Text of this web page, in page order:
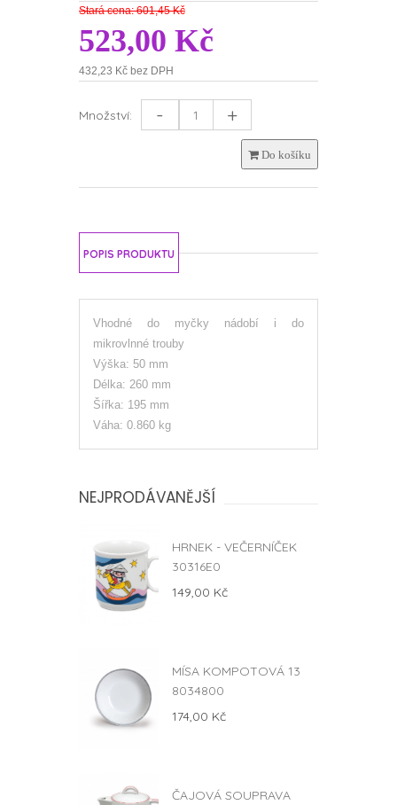
Stará cena: 601,45 Kč
523,00 Kč
432,23 Kč bez DPH
Množství: - +
Do košíku
POPIS PRODUKTU
Vhodné do myčky nádobí i do
mikrovlnné trouby
Výška: 50 mm
Délka: 260 mm
Šířka: 195 mm
Váha: 0.860 kg
NEJPRODÁVANĚJŠÍ
HRNEK - VEČERNÍČEK
30316E0
149,00 Kč
MÍSA KOMPOTOVÁ 13
8034800
174,00 Kč
ČAJOVÁ SOUPRAVA